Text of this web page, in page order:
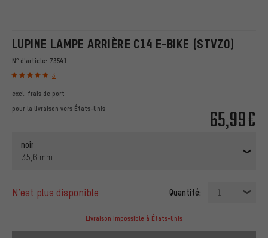
LUPINE LAMPE ARRIÈRE C14 E-BIKE (STVZO)
N° d'article: 73541
3
65,99€
excl. frais de port
pour la livraison vers États-Unis
noir
35,6 mm
n’est plus disponible Quantité: 1
Livraison impossible à États-Unis